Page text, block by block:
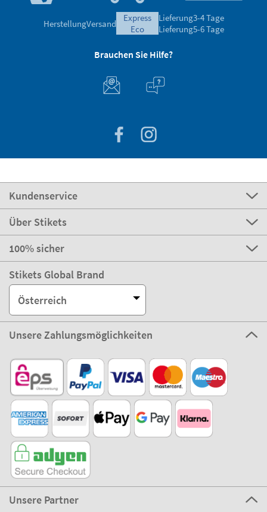
HerstellungVersand
express
eco
Lieferung3-4 Tage
Lieferung5-6 Tage
Brauchen Sie Hilfe?
Kundenservice
Über Stikets
100% sicher
Stikets Global Brand
Österreich
Unsere Zahlungsmöglichkeiten
Unsere Partner